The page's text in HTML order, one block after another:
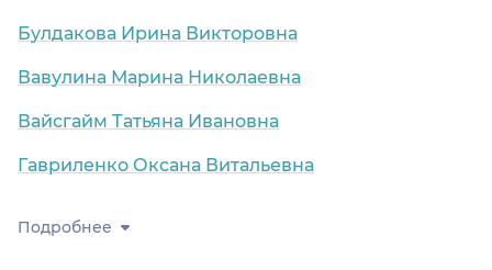
Булдакова Ирина Викторовна
Вавулина Марина Николаевна
Вайсгайм Татьяна Ивановна
Гавриленко Оксана Витальевна
Подробнее